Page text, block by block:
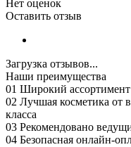
Нет оценок
Оставить отзыв
Загрузка отзывов...
Наши преимущества
01 Широкий
02 Лучшая косметика от
класса
03 Рекомендовано
04 Безопасная онлайн-